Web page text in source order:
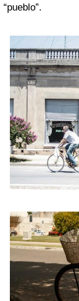
“pueblo”.